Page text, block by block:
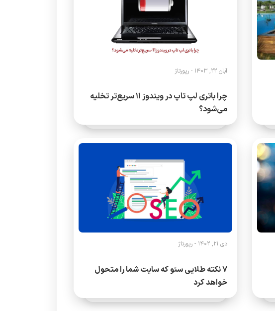
آبان 22, 1403 - رپورتاژ
چرا باتری لپ تاپ در ویندوز 11 سریع‌تر تخلیه
می‌شود؟
دی 21, 1402 - رپورتاژ
7 نکته طلایی سئو که سایت شما را متحول
خواهد کرد